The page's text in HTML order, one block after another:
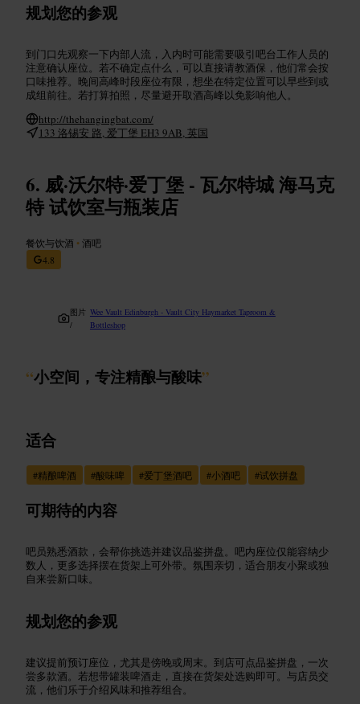
规划您的参观
到门口先观察一下内部人流，入内时可能需要吸引吧台工作人员的
注意确认座位。若不确定点什么，可以直接请教酒保，他们常会按
口味推荐。晚间高峰时段座位有限，想坐在特定位置可以早些到或
成组前往。若打算拍照，尽量避开取酒高峰以免影响他人。
http://thehangingbat.com/
133 洛锡安 路, 爱丁堡 EH3 9AB, 英国
威·沃尔特·爱丁堡 - 瓦尔特城 海马克
特 试饮室与瓶装店
餐饮与饮酒 •酒吧
4.8
图片
/
Wee Vault Edinburgh - Vault City Haymarket Taproom &
Bottleshop
“小空间，专注精酿与酸味”
适合
#精酿啤酒 #酸味啤 #爱丁堡酒吧 #小酒吧 #试饮拼盘
可期待的内容
吧员熟悉酒款，会帮你挑选并建议品鉴拼盘。吧内座位仅能容纳少
数人，更多选择摆在货架上可外带。氛围亲切，适合朋友小聚或独
自来尝新口味。
规划您的参观
建议提前预订座位，尤其是傍晚或周末。到店可点品鉴拼盘，一次
尝多款酒。若想带罐装啤酒走，直接在货架处选购即可。与店员交
流，他们乐于介绍风味和推荐组合。